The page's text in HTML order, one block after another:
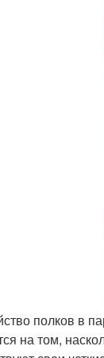
полков в
на том,